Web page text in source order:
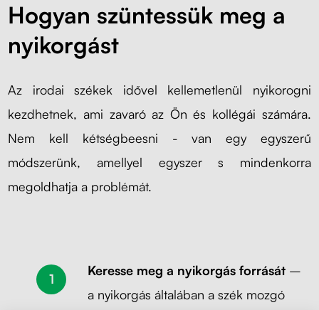
Hogyan szüntessük meg a
nyikorgást
Az irodai székek idővel kellemetlenül nyikorogni
kezdhetnek, ami zavaró az Ön és kollégái számára.
Nem kell kétségbeesni - van egy egyszerű
módszerünk, amellyel egyszer s mindenkorra
megoldhatja a problémát.
Keresse meg a nyikorgás forrását –
a nyikorgás általában a szék mozgó